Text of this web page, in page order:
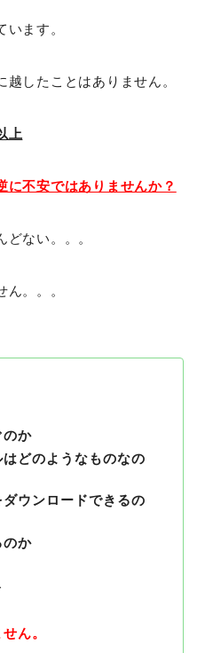
ます。
したことはありません。
上
に不安ではありませんか？
ない。。。
。。。
のか
どのようなものなの
ウンロードできるの
のか
ん。